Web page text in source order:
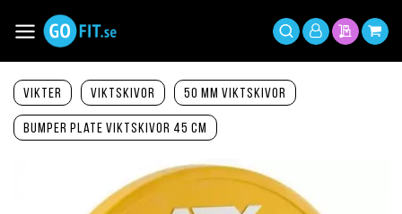
innehållet
Växla
Nav
Sök
Mitt
Min Min
Vikter Viktskivor 50 mm viktskivor
Bumper Plate viktskivor 45 cm